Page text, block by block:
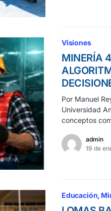
Visiones
MINERÍA
Por Manuel
Universidad
conceptos
admin
19 de
Educación